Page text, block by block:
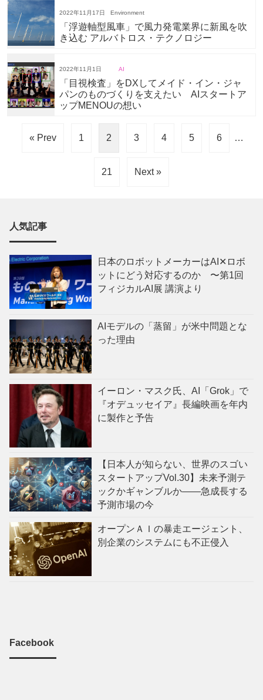
2022年11月17日 Environment
「浮遊軸型風車」で風力発電業界に新風を吹
き込む アルバトロス・テクノロジー
2022年11月1日 AI
「目視検査」をDXしてメイド・イン・ジャ
パンのものづくりを支えたい AIスタートア
ップMENOUの想い
« Prev 1 2 3 4 5 6 …
21 Next »
人気記事
日本のロボットメーカーはAI✕ロボ
ットにどう対応するのか 〜第1回
フィジカルAI展 講演より
AIモデルの「蒸留」が米中問題とな
った理由
イーロン・マスク氏、AI「Grok」で
『オデュッセイア』長編映画を年内
に製作と予告
【日本人が知らない、世界のスゴい
スタートアップVol.30】未来予測テ
ックかギャンブルか——急成長する
予測市場の今
オープンＡＩの暴走エージェント、
別企業のシステムにも不正侵入
Facebook